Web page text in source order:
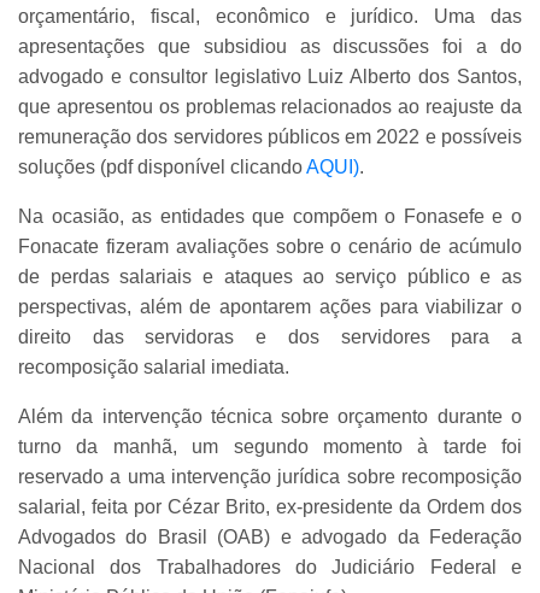
orçamentário, fiscal, econômico e jurídico. Uma das
apresentações que subsidiou as discussões foi a do
advogado e consultor legislativo Luiz Alberto dos Santos,
que apresentou os problemas relacionados ao reajuste da
remuneração dos servidores públicos em 2022 e possíveis
soluções (pdf disponível clicandoAQUI).
Na ocasião, as entidades que compõem o Fonasefe e o
Fonacate fizeram avaliações sobre o cenário de acúmulo
de perdas salariais e ataques ao serviço público e as
perspectivas, além de apontarem ações para viabilizar o
direito das servidoras e dos servidores para a
recomposição salarial imediata.
Além da intervenção técnica sobre orçamento durante o
turno da manhã, um segundo momento à tarde foi
reservado a uma intervenção jurídica sobre recomposição
salarial, feita por Cézar Brito, ex-presidente da Ordem dos
Advogados do Brasil (OAB) e advogado da Federação
Nacional dos Trabalhadores do Judiciário Federal e